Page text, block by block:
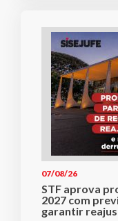
07/08/26
STF aprova
2027 com
garantir